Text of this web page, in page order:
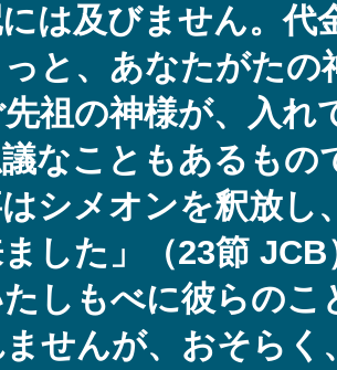
には及びません。
と、あなたがたの
祖の神様が、入れ
なこともあるもの
シメオンを釈放し
した」（23節
しもべに彼らのこ
せんが、おそらく